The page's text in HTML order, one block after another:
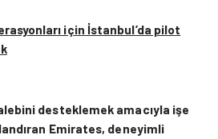
için İstanbul’da pilot
desteklemek amacıyla işe
Emirates, deneyimli